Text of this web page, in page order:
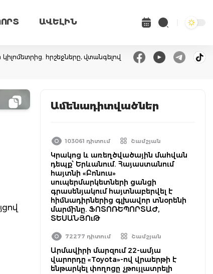
ԱՎԵԼԻՆ
հրշեջները, վտանգելով
Ամենադիտվածներ
103061 դիտում Շամշյան
Կրակոց և առեղծվածային մահվան
դեպք՝ Երևանում. Հայաստանում
հայտնի «Բոնուս»
սուպերմարկետների ցանցի
գրասենյակում հայտնաբերվել է
հիմնադիրներից գլխավոր տնօրենի
մարմինը. ՖՈՏՈՌԵՊՈՐՏԱԺ,
ՏԵՍԱՆՅՈւԹ
72277 դիտում Շամշյան
Արմավիրի մարզում 22-ամյա
վարորդը «Toyota»-ով վրաերթի է
ենթարկել փողոցը չթույլատրելի